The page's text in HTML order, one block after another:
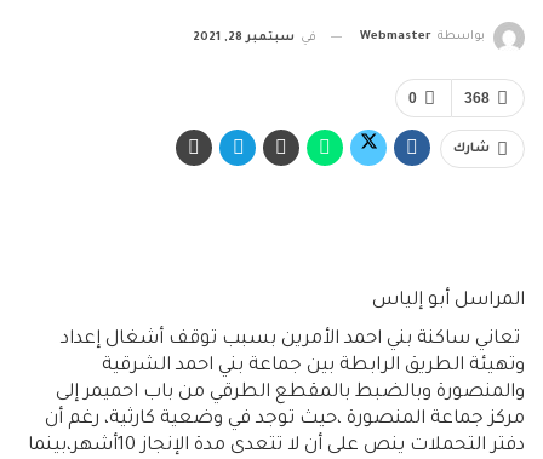
بواسطة Webmaster في سبتمبر 28, 2021
0 368
شارك
المراسل أبو إلياس
تعاني ساكنة بني احمد الأمرين بسبب توقف أشغال إعداد
وتهيئة الطريق الرابطة بين جماعة بني احمد الشرقية
والمنصورة وبالضبط بالمقطع الطرقي من باب احميمر إلى
مركز جماعة المنصورة ،حيث توجد في وضعية كارثية، رغم أن
دفتر التحملات ينص على أن لا تتعدى مدة الإنجاز 10أشهر،بينما